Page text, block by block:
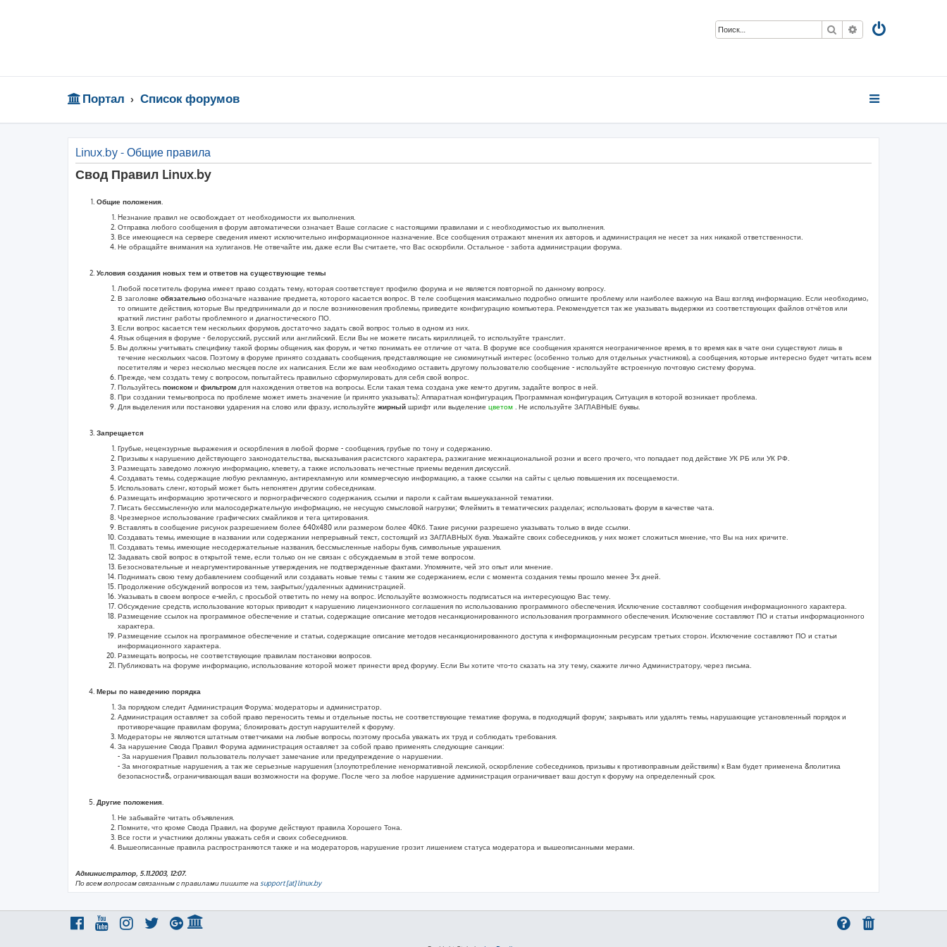
Поиск Расширенный
Портал Список форумов
Linux.by - Общие правила
Свод Правил Linux.by
Общие положения.
Hезнание правил не освобождает от необходимости их выполнения.
Отправка любого сообщения в форум автоматически означает Ваше согласие с настоящими правилами и с необходимостью их выполнения.
Все имеющиеся на сервере сведения имеют исключительно информационное назначение. Все сообщения отражают мнения их авторов, и администрация не несет за них никакой ответственности.
Не обращайте внимания на хулиганов. Не отвечайте им, даже если Вы считаете, что Вас оскорбили. Остальное - забота администрации форума.
Условия создания новых тем и ответов на существующие темы
Любой посетитель форума имеет право создать тему, которая соответствует профилю форума и не является повторной по данному вопросу.
В заголовке обязательно обозначьте название предмета, которого касается вопрос. В теле сообщения максимально подробно опишите проблему или наиболее важную на Ваш взгляд информацию. Если необходимо,
то опишите действия, которые Вы предпринимали до и после возникновения проблемы, приведите конфигурацию компьютера. Рекомендуется так же указывать выдержки из соответствующих файлов отчётов или
краткий листинг работы проблемного и диагностического ПО.
Если вопрос касается тем нескольких форумов, достаточно задать свой вопрос только в одном из них.
Язык общения в форуме - белорусский, русский или английский. Если Вы не можете писать кириллицей, то используйте транслит.
Вы должны учитывать специфику такой формы общения, как форум, и четко понимать ее отличие от чата. В форуме все сообщения хранятся неограниченное время, в то время как в чате они существуют лишь в
течение нескольких часов. Поэтому в форуме принято создавать сообщения, представляющие не сиюминутный интерес (особенно только для отдельных участников), а сообщения, которые интересно будет читать всем
посетителям и через несколько месяцев после их написания. Если же вам необходимо оставить другому пользователю сообщение - используйте встроенную почтовую систему форума.
Прежде, чем создать тему с вопросом, попытайтесь правильно сформулировать для себя свой вопрос.
Пользуйтесь поиском и фильтром для нахождения ответов на вопросы. Если такая тема создана уже кем-то другим, задайте вопрос в ней.
При создании темы-вопроса по проблеме может иметь значение (и принято указывать): Аппаратная конфигурация, Программная конфигурация, Ситуация в которой возникает проблема.
Для выделения или постановки ударения на слово или фразу, используйте жирный шрифт или выделение цветом . Не используйте ЗАГЛАВНЫЕ буквы.
Запрещается
Грубые, нецензурные выражения и оскорбления в любой форме - сообщения, грубые по тону и содержанию.
Призывы к нарушению действующего законодательства, высказывания расистского характера, разжигание межнациональной розни и всего прочего, что попадает под действие УК РБ или УК РФ.
Размещать заведомо ложную информацию, клевету, а также использовать нечестные приемы ведения дискуссий.
Создавать темы, содержащие любую рекламную, антирекламную или коммерческую информацию, а также ссылки на сайты с целью повышения их посещаемости.
Использовать сленг, который может быть непонятен другим собеседникам.
Размещать информацию эротического и порнографического содержания, ссылки и пароли к сайтам вышеуказанной тематики.
Писать бессмысленнyю или малосодеpжательнyю инфоpмацию, не несущую смысловой нагрузки; Флеймить в тематических разделах; использовать форум в качестве чата.
Чрезмерное использование графических смайликов и тега цитирования.
Вставлять в сообщение рисунок разрешением более 640x480 или размером более 40Кб. Такие рисунки разрешено указывать только в виде ссылки.
Создавать темы, имеющие в названии или содержании непрерывный текст, состоящий из ЗАГЛАВНЫХ букв. Уважайте своих собеседников, у них может сложиться мнение, что Вы на них кричите.
Создавать темы, имеющие несодержательные названия, бессмысленные наборы букв, символьные украшения.
Задавать свой вопрос в открытой теме, если только он не связан с обсуждаемым в этой теме вопросом.
Безосновательные и неаргументированные утверждения, не подтвержденные фактами. Упомяните, чей это опыт или мнение.
Поднимать свою тему добавлением сообщений или создавать новые темы с таким же содержанием, если с момента создания темы прошло менее 3-х дней.
Продолжение обсyждений вопросов из тем, закpытых/удаленных администрацией.
Указывать в своем вопросе е-мейл, с просьбой ответить по нему на вопрос. Используйте возможность подписаться на интересующую Вас тему.
Обсуждение средств, использование которых приводит к нарушению лицензионного соглашения по использованию программного обеспечения. Исключение составляют сообщения информационного характера.
Размещение ссылок на программное обеспечение и статьи, содержащие описание методов несанкционированного использования программного обеспечения. Исключение составляют ПО и статьи информационного
характера.
Размещение ссылок на программное обеспечение и статьи, содержащие описание методов несанкционированного доступа к информационным ресурсам третьих сторон. Исключение составляют ПО и статьи
информационного характера.
Размещать вопросы, не соответствующие правилам постановки вопросов.
Публиковать на форуме информацию, использование которой может принести вред форуму. Если Вы хотите что-то сказать на эту тему, скажите лично Администратору, через письма.
Меры по наведению порядка
За порядком следит Администрация Форума: модераторы и администратор.
Администрация оставляет за собой право переносить темы и отдельные посты, не соответствующие тематике форума, в подходящий форум; закрывать или удалять темы, нарушающие установленный порядок и
противоречащие правилам форума; блокировать доступ нарушителей к форуму.
Модераторы не являются штатным ответчиками на любые вопросы, поэтому просьба уважать их труд и соблюдать требования.
За нарушение Свода Правил Форума администрация оставляет за собой право применять следующие санкции:
- За нарушения Правил пользователь получает замечание или предупреждение о нарушении.
- За многократные нарушения, а так же серьезные нарушения (злоупотребление ненормативной лексикой, оскорбление собеседников, призывы к противоправным действиям) к Вам будет применена &политика
безопасности&, ограничивающая ваши возможности на форуме. После чего за любое нарушение администрация ограничивает ваш доступ к форуму на определенный срок.
Другие положения.
Не забывайте читать объявления.
Помните, что кроме Свода Правил, на форуме действуют правила Хорошего Тона.
Все гости и участники должны уважать себя и своих собеседников.
Вышеописанные правила распространяются также и на модераторов, нарушение грозит лишением статуса модератора и вышеописанными мерами.
Администратор, 5.11.2003, 12:07.
По всем вопросам связанным с правилами пишите на support [at] linux.by